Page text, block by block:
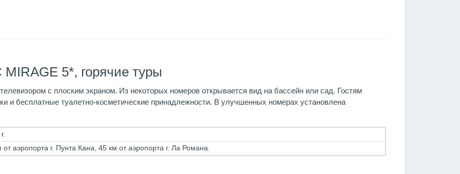
5*, горячие туры
с плоским экраном. Из некоторых номеров открывается вид на бассейн или сад. Гостям
и бесплатные туалетно-косметические принадлежности. В улучшенных номерах установлена
от аэропорта г. Пунта Кана, 45 км от аэропорта г. Ла Романа.